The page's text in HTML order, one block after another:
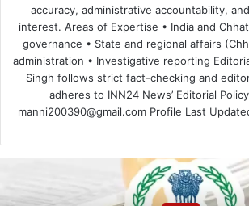
accuracy, administrative accountability,
interest. Areas of Expertise • India and
governance • State and regional affairs
administration • Investigative reporting
Singh follows strict fact-checking and
adheres to INN24 News’ Editorial
manni200390@gmail.com Profile Last